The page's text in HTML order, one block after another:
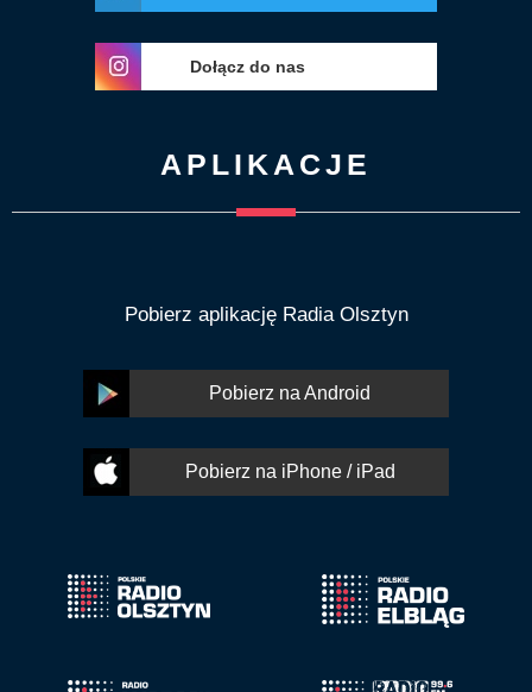
Dołącz do nas
APLIKACJE
Pobierz aplikację Radia Olsztyn
Pobierz na Android
Pobierz na iPhone / iPad